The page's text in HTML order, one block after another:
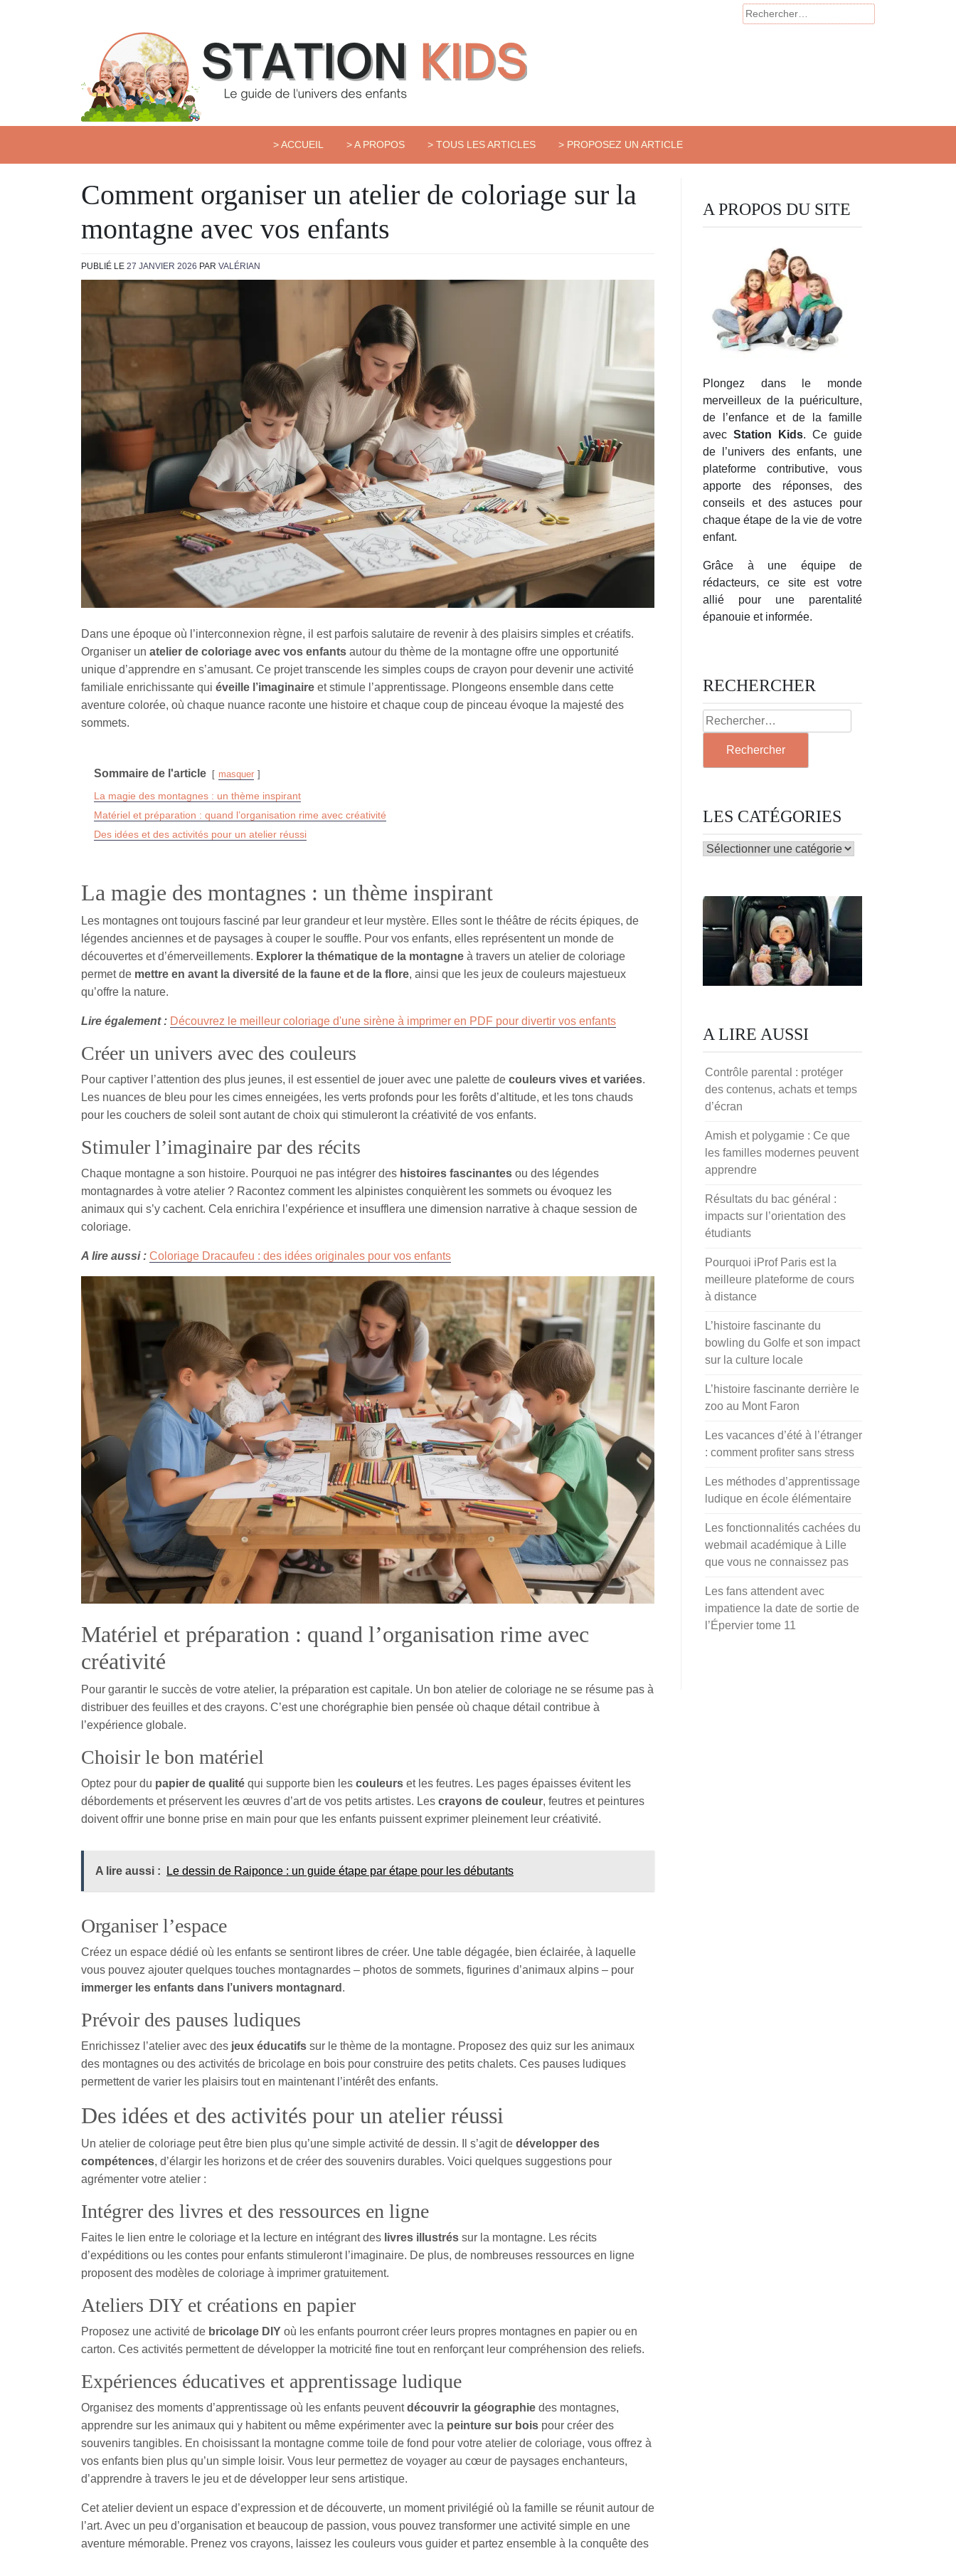
Rechercher :
> ACCUEIL > A PROPOS > TOUS LES ARTICLES > PROPOSEZ UN ARTICLE
Comment organiser un atelier de coloriage sur la
montagne avec vos enfants
PUBLIÉ LE 27 JANVIER 2026 PAR VALÉRIAN
Dans une époque où l’interconnexion règne, il est parfois salutaire de revenir à des plaisirs simples et créatifs.
Organiser un atelier de coloriage avec vos enfants autour du thème de la montagne offre une opportunité
unique d’apprendre en s’amusant. Ce projet transcende les simples coups de crayon pour devenir une activité
familiale enrichissante qui éveille l’imaginaire et stimule l’apprentissage. Plongeons ensemble dans cette
aventure colorée, où chaque nuance raconte une histoire et chaque coup de pinceau évoque la majesté des
sommets.
Sommaire de l'article masquer
La magie des montagnes : un thème inspirant
Matériel et préparation : quand l’organisation rime avec créativité
Des idées et des activités pour un atelier réussi
La magie des montagnes : un thème inspirant
Les montagnes ont toujours fasciné par leur grandeur et leur mystère. Elles sont le théâtre de récits épiques, de
légendes anciennes et de paysages à couper le souffle. Pour vos enfants, elles représentent un monde de
découvertes et d’émerveillements. Explorer la thématique de la montagne à travers un atelier de coloriage
permet de mettre en avant la diversité de la faune et de la flore, ainsi que les jeux de couleurs majestueux
qu’offre la nature.
Lire également : Découvrez le meilleur coloriage d'une sirène à imprimer en PDF pour divertir vos enfants
Créer un univers avec des couleurs
Pour captiver l’attention des plus jeunes, il est essentiel de jouer avec une palette de couleurs vives et variées.
Les nuances de bleu pour les cimes enneigées, les verts profonds pour les forêts d’altitude, et les tons chauds
pour les couchers de soleil sont autant de choix qui stimuleront la créativité de vos enfants.
Stimuler l’imaginaire par des récits
Chaque montagne a son histoire. Pourquoi ne pas intégrer des histoires fascinantes ou des légendes
montagnardes à votre atelier ? Racontez comment les alpinistes conquièrent les sommets ou évoquez les
animaux qui s’y cachent. Cela enrichira l’expérience et insufflera une dimension narrative à chaque session de
coloriage.
A lire aussi : Coloriage Dracaufeu : des idées originales pour vos enfants
Matériel et préparation : quand l’organisation rime avec
créativité
Pour garantir le succès de votre atelier, la préparation est capitale. Un bon atelier de coloriage ne se résume pas à
distribuer des feuilles et des crayons. C’est une chorégraphie bien pensée où chaque détail contribue à
l’expérience globale.
Choisir le bon matériel
Optez pour du papier de qualité qui supporte bien les couleurs et les feutres. Les pages épaisses évitent les
débordements et préservent les œuvres d’art de vos petits artistes. Les crayons de couleur, feutres et peintures
doivent offrir une bonne prise en main pour que les enfants puissent exprimer pleinement leur créativité.
A lire aussi : Le dessin de Raiponce : un guide étape par étape pour les débutants
Organiser l’espace
Créez un espace dédié où les enfants se sentiront libres de créer. Une table dégagée, bien éclairée, à laquelle
vous pouvez ajouter quelques touches montagnardes – photos de sommets, figurines d’animaux alpins – pour
immerger les enfants dans l’univers montagnard .
Prévoir des pauses ludiques
Enrichissez l’atelier avec des jeux éducatifs sur le thème de la montagne. Proposez des quiz sur les animaux
des montagnes ou des activités de bricolage en bois pour construire des petits chalets. Ces pauses ludiques
permettent de varier les plaisirs tout en maintenant l’intérêt des enfants.
Des idées et des activités pour un atelier réussi
Un atelier de coloriage peut être bien plus qu’une simple activité de dessin. Il s’agit de développer des
compétences, d’élargir les horizons et de créer des souvenirs durables. Voici quelques suggestions pour
agrémenter votre atelier :
Intégrer des livres et des ressources en ligne
Faites le lien entre le coloriage et la lecture en intégrant des livres illustrés sur la montagne. Les récits
d’expéditions ou les contes pour enfants stimuleront l’imaginaire. De plus, de nombreuses ressources en ligne
proposent des modèles de coloriage à imprimer gratuitement.
Ateliers DIY et créations en papier
Proposez une activité de bricolage DIY où les enfants pourront créer leurs propres montagnes en papier ou en
carton. Ces activités permettent de développer la motricité fine tout en renforçant leur compréhension des reliefs.
Expériences éducatives et apprentissage ludique
Organisez des moments d’apprentissage où les enfants peuventdécouvrir la géographie des montagnes,
apprendre sur les animaux qui y habitent ou même expérimenter avec la peinture sur bois pour créer des
souvenirs tangibles. En choisissant la montagne comme toile de fond pour votre atelier de coloriage, vous offrez à
vos enfants bien plus qu’un simple loisir. Vous leur permettez de voyager au cœur de paysages enchanteurs,
d’apprendre à travers le jeu et de développer leur sens artistique.
Cet atelier devient un espace d’expression et de découverte, un moment privilégié où la famille se réunit autour de
l’art. Avec un peu d’organisation et beaucoup de passion, vous pouvez transformer une activité simple en une
aventure mémorable. Prenez vos crayons, laissez les couleurs vous guider et partez ensemble à la conquête des
A PROPOS DU SITE
Plongez dans le monde
merveilleux de la puériculture,
de l’enfance et de la famille
avec Station Kids. Ce guide
de l’univers des enfants, une
plateforme contributive, vous
apporte des réponses, des
conseils et des astuces pour
chaque étape de la vie de votre
enfant.
Grâce à une équipe de
rédacteurs, ce site est votre
allié pour une parentalité
épanouie et informée.
RECHERCHER
Rechercher :
LES CATÉGORIES
LES
A LIRE AUSSI
Contrôle parental : protéger
des contenus, achats et temps
d’écran
Amish et polygamie : Ce que
les familles modernes peuvent
apprendre
Résultats du bac général :
impacts sur l’orientation des
étudiants
Pourquoi iProf Paris est la
meilleure plateforme de cours
à distance
L’histoire fascinante du
bowling du Golfe et son impact
sur la culture locale
L’histoire fascinante derrière le
zoo au Mont Faron
Les vacances d’été à l’étranger
: comment profiter sans stress
Les méthodes d’apprentissage
ludique en école élémentaire
Les fonctionnalités cachées du
webmail académique à Lille
que vous ne connaissez pas
Les fans attendent avec
impatience la date de sortie de
l’Épervier tome 11